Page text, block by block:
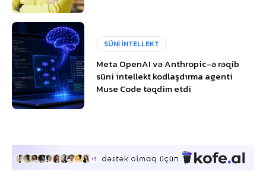
SÜNİ İNTELLEKT
Meta OpenAI və Anthropic-ə rəqib
süni intellekt kodlaşdırma agenti
Muse Code təqdim etdi